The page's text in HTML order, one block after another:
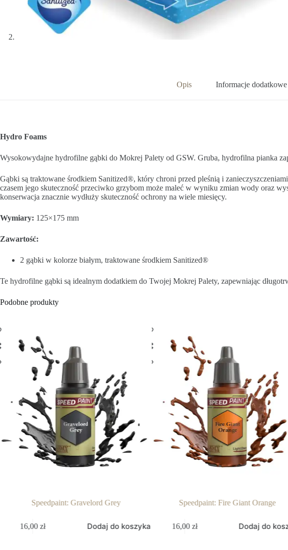
Opis Informacje dodatkowe
Hydro Foams
Wysokowydajne hydrofilne gąbki do Mokrej Palety od GSW. Gruba, hydrofilna pianka
Gąbki są traktowane środkiem Sanitized®, który chroni przed pleśnią i
czasem jego skuteczność przeciwko grzybom może maleć w wyniku zmian wody oraz
konserwacja znacznie wydłuży skuteczność ochrony na wiele miesięcy.
Wymiary: 125×175 mm
Zawartość:
2 gąbki w kolorze białym, traktowane środkiem Sanitized®
Te hydrofilne gąbki są idealnym dodatkiem do Twojej Mokrej Palety, zapewniając
Podobne produkty
Speedpaint: Gravelord Grey
16,00zł Dodaj do koszyka
Speedpaint: Fire Giant Orange
16,00zł Dodaj do